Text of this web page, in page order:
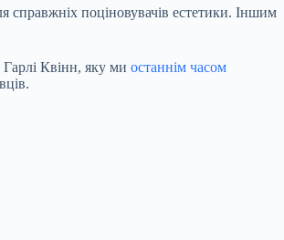
поціновувачів естетики. Іншим
Квінн, яку ми останнім часом